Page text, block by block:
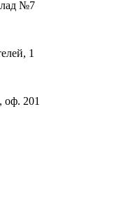
№7
1
оф. 201